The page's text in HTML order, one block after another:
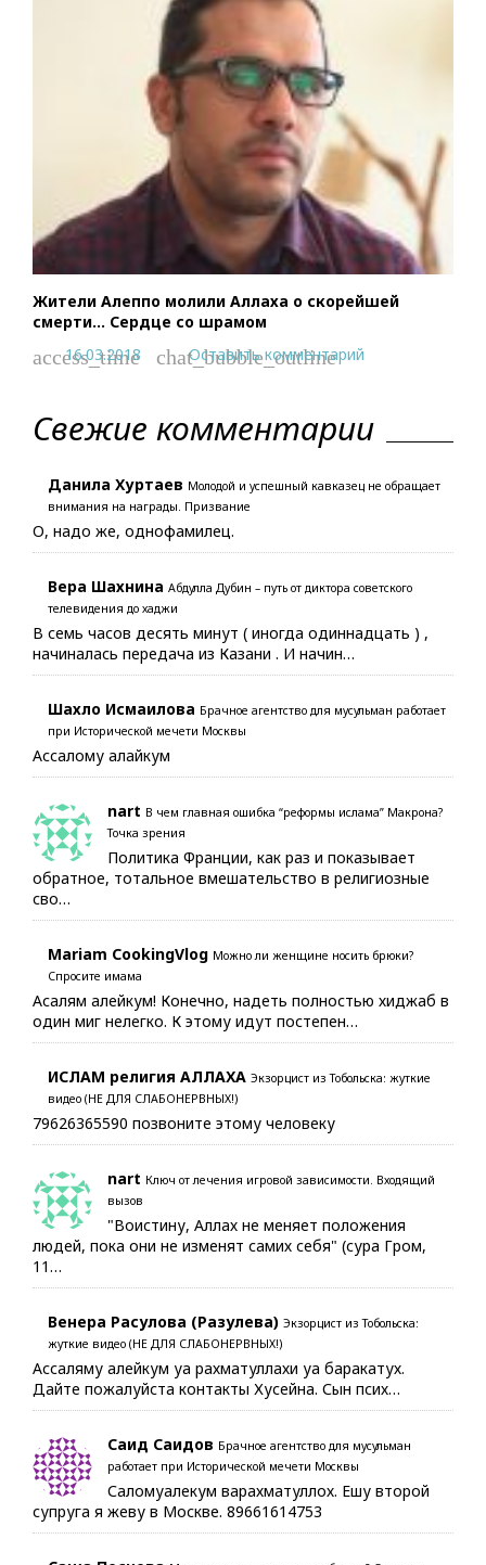
Жители Алеппо молили Аллаха о скорейшей
смерти… Сердце со шрамом
access_time
16.03.2018 chat_bubble_outline
Оставить комментарий
Свежие комментарии
Данила Хуртаев Молодой и успешный кавказец не обращает
внимания на награды. Призвание
О, надо же, однофамилец.
Вера Шахнина Абдулла Дубин – путь от диктора советского
телевидения до хаджи
В семь часов десять минут ( иногда одиннадцать ) ,
начиналась передача из Казани . И начин…
Шахло Исмаилова Брачное агентство для мусульман работает
при Исторической мечети Москвы
Ассалому алайкум
nart В чем главная ошибка “реформы ислама” Макрона?
Точка зрения
Политика Франции, как раз и показывает
обратное, тотальное вмешательство в религиозные
сво…
Mariam CookingVlog Можно ли женщине носить брюки?
Спросите имама
Асалям алейкум! Конечно, надеть полностью хиджаб в
один миг нелегко. К этому идут постепен…
ИСЛАМ религия АЛЛАХА Экзорцист из Тобольска: жуткие
видео (НЕ ДЛЯ СЛАБОНЕРВНЫХ!)
79626365590 позвоните этому человеку
nart Ключ от лечения игровой зависимости. Входящий
вызов
"Воистину, Аллах не меняет положения
людей, пока они не изменят самих себя" (сура Гром,
11…
Венера Расулова (Разулева) Экзорцист из Тобольска:
жуткие видео (НЕ ДЛЯ СЛАБОНЕРВНЫХ!)
Ассаляму алейкум уа рахматуллахи уа баракатух.
Дайте пожалуйста контакты Хусейна. Сын псих…
Саид Саидов Брачное агентство для мусульман
работает при Исторической мечети Москвы
Саломуалекум варахматуллох. Ешу второй
супруга я жеву в Москве. 89661614753